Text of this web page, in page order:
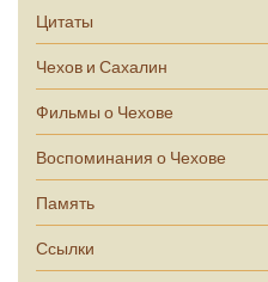
Цитаты
Чехов и Сахалин
Фильмы о Чехове
Воспоминания о Чехове
Память
Ссылки